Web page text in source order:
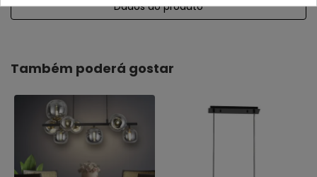
Dados do produto
Também poderá gostar